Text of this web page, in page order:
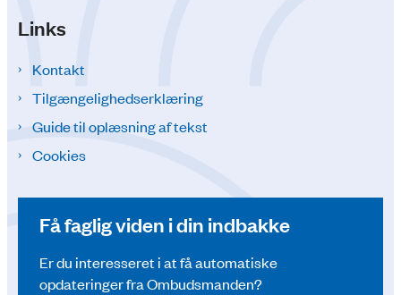
Links
Kontakt
Tilgængelighedserklæring
Guide til oplæsning af tekst
Cookies
Få faglig viden i din indbakke
Er du interesseret i at få automatiske
opdateringer fra Ombudsmanden?